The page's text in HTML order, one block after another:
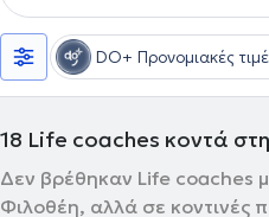
DO+ Προνομιακές
18 Life coaches κοντά
Δεν βρέθηκαν Life coaches
Φιλοθέη, αλλά σε κοντινές